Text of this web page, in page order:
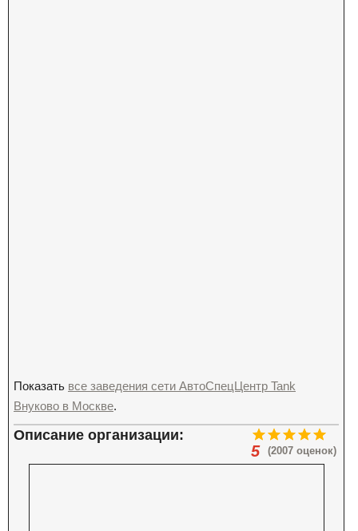
Показать все заведения сети АвтоСпецЦентр Tank
Внуково в Москве.
(2007 оценок)
5
Описание организации: